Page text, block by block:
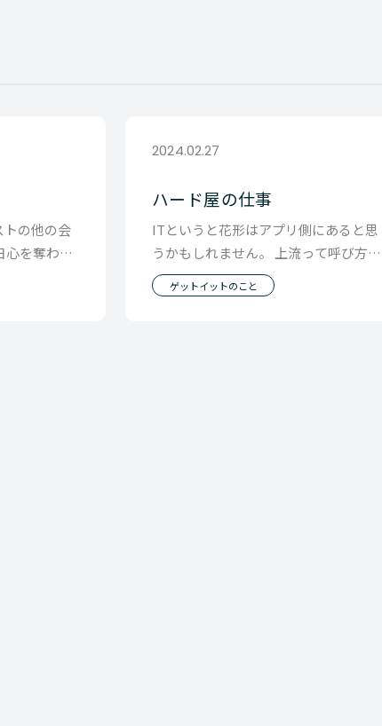
の他の会
心を奪われ
動画 素朴
2024.02.27
ハード屋の仕事
ITというと花形はアプリ側にあると思
うかもしれません。 上流って呼び方も
したりしますしね。 ただ、ハードって
地味に大切で
ゲットイットのこと